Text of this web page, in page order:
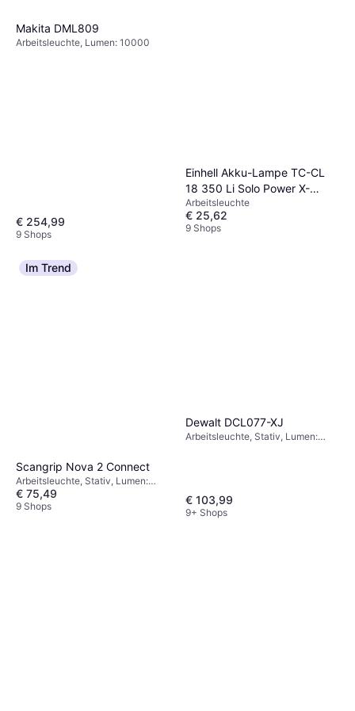
Makita DML809
Arbeitsleuchte, Lumen: 10000
€ 254,99
9 Shops
Einhell Akku-Lampe TC-CL
18 350 Li Solo Power X-
Change
Arbeitsleuchte
€ 25,62
9 Shops
Im Trend
Scangrip Nova 2 Connect
Arbeitsleuchte, Stativ, Lumen:
2000, Reichweite: 0.5 m
€ 75,49
9 Shops
Dewalt DCL077-XJ
Arbeitsleuchte, Stativ, Lumen:
€ 103,99
9+ Shops